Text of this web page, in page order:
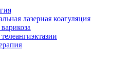
лазерная коагуляция